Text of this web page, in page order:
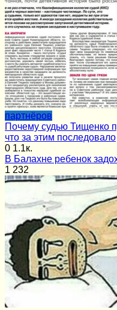
партнёров
Почему судью Тищенко
что за этим последовало
0 1.1к.
В Балахне ребенок
1 232